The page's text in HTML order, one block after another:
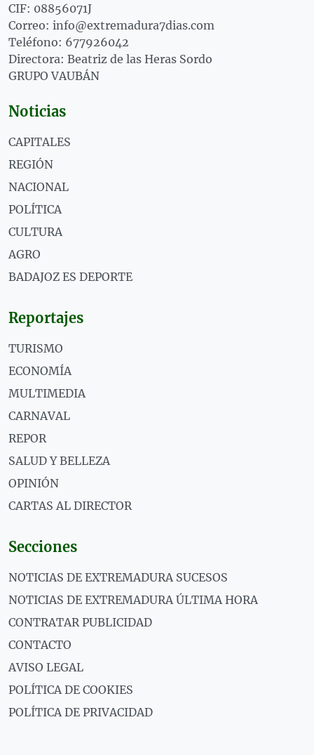
CIF: 08856071J
Correo: info@extremadura7dias.com
Teléfono: 677926042
Directora: Beatriz de las Heras Sordo
GRUPO VAUBÁN
Noticias
CAPITALES
REGIÓN
NACIONAL
POLÍTICA
CULTURA
AGRO
BADAJOZ ES DEPORTE
Reportajes
TURISMO
ECONOMÍA
MULTIMEDIA
CARNAVAL
REPOR
SALUD Y BELLEZA
OPINIÓN
CARTAS AL DIRECTOR
Secciones
NOTICIAS DE EXTREMADURA SUCESOS
NOTICIAS DE EXTREMADURA ÚLTIMA HORA
CONTRATAR PUBLICIDAD
CONTACTO
AVISO LEGAL
POLÍTICA DE COOKIES
POLÍTICA DE PRIVACIDAD